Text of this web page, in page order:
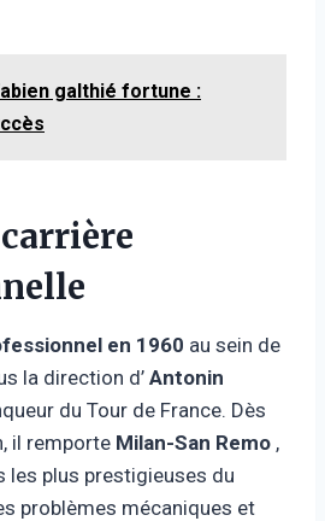
galthié fortune :
en 1960 au sein de
la direction d’ Antonin
du Tour de France. Dès
il remporte Milan-San Remo ,
les plus prestigieuses du
problèmes mécaniques et